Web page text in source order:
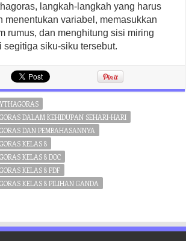
langkah-langkah yang harus
menentukan variabel, memasukkan
rumus, dan menghitung sisi miring
segitiga siku-siku tersebut.
DALAM KEHIDUPAN SEHARI-HARI
DAN PEMBAHASANNYA
KELAS 8
KELAS 8 DOC
KELAS 8 PDF
KELAS 8 PILIHAN GANDA